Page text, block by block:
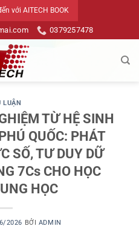
với AITECH BOOK
0379257478
LUẬN
TỪ HỆ SINH
QUỐC: PHÁT
SỐ, TƯ DUY DỮ
7Cs CHO HỌC
HỌC
2026 BỞI ADMIN